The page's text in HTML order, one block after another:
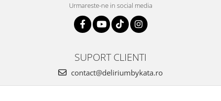
Urmareste-ne in social media
SUPORT CLIENTI
contact@deliriumbykata.ro